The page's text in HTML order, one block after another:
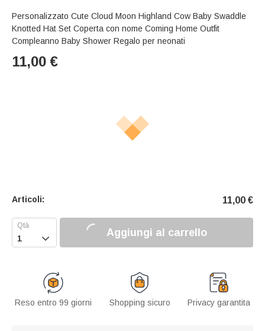
Personalizzato Cute Cloud Moon Highland Cow Baby Swaddle
Knotted Hat Set Coperta con nome Coming Home Outfit
Compleanno Baby Shower Regalo per neonati
11,00 €
Articoli: 11,00 €
 Aggiungi al carrello
Reso entro 99 giorni Shopping sicuro Privacy garantita